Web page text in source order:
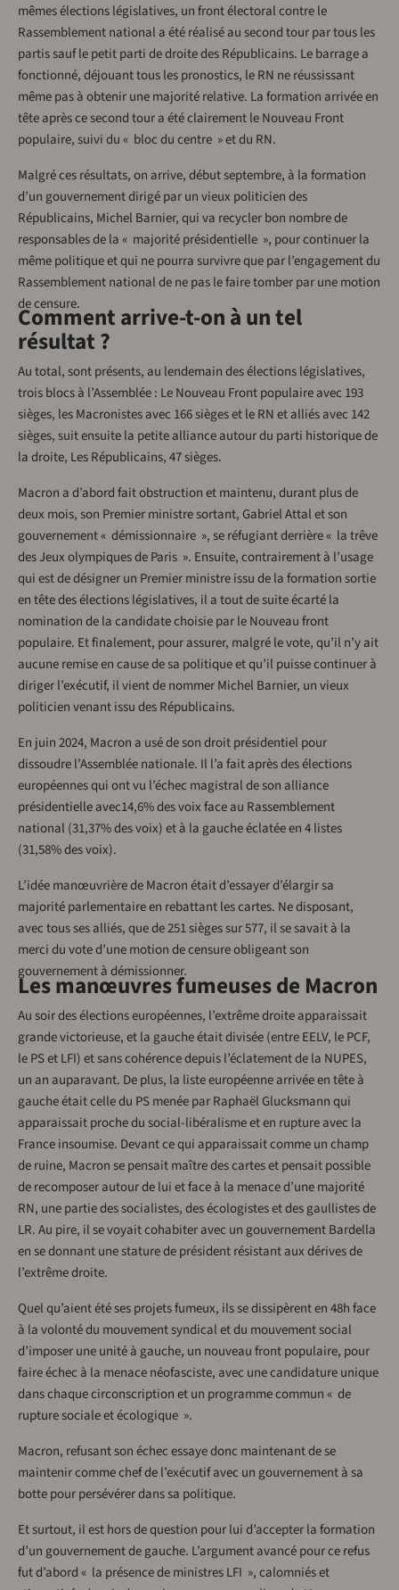
mêmes élections législatives, un front électoral contre le
Rassemblement national a été réalisé au second tour par tous les
partis sauf le petit parti de droite des Républicains. Le barrage a
fonctionné, déjouant tous les pronostics, le RN ne réussissant
même pas à obtenir une majorité relative. La formation arrivée en
tête après ce second tour a été clairement le Nouveau Front
populaire, suivi du « bloc du centre » et du RN.
Malgré ces résultats, on arrive, début septembre, à la formation
d’un gouvernement dirigé par un vieux politicien des
Républicains, Michel Barnier, qui va recycler bon nombre de
responsables de la « majorité présidentielle », pour continuer la
même politique et qui ne pourra survivre que par l’engagement du
Rassemblement national de ne pas le faire tomber par une motion
de censure.
Comment arrive-t-on à un tel
résultat ?
Au total, sont présents, au lendemain des élections législatives,
trois blocs à l’Assemblée : Le Nouveau Front populaire avec 193
sièges, les Macronistes avec 166 sièges et le RN et alliés avec 142
sièges, suit ensuite la petite alliance autour du parti historique de
la droite, Les Républicains, 47 sièges.
Macron a d’abord fait obstruction et maintenu, durant plus de
deux mois, son Premier ministre sortant, Gabriel Attal et son
gouvernement « démissionnaire », se réfugiant derrière « la trêve
des Jeux olympiques de Paris ». Ensuite, contrairement à l’usage
qui est de désigner un Premier ministre issu de la formation sortie
en tête des élections législatives, il a tout de suite écarté la
nomination de la candidate choisie par le Nouveau front
populaire. Et finalement, pour assurer, malgré le vote, qu’il n’y ait
aucune remise en cause de sa politique et qu’il puisse continuer à
diriger l’exécutif, il vient de nommer Michel Barnier, un vieux
politicien venant issu des Républicains.
En juin 2024, Macron a usé de son droit présidentiel pour
dissoudre l’Assemblée nationale. Il l’a fait après des élections
européennes qui ont vu l’échec magistral de son alliance
présidentielle avec14,6% des voix face au Rassemblement
national (31,37% des voix) et à la gauche éclatée en 4 listes
(31,58% des voix).
L’idée manœuvrière de Macron était d’essayer d’élargir sa
majorité parlementaire en rebattant les cartes. Ne disposant,
avec tous ses alliés, que de 251 sièges sur 577, il se savait à la
merci du vote d’une motion de censure obligeant son
gouvernement à démissionner.
Les manœuvres fumeuses de Macron
Au soir des élections européennes, l’extrême droite apparaissait
grande victorieuse, et la gauche était divisée (entre EELV, le PCF,
le PS et LFI) et sans cohérence depuis l’éclatement de la NUPES,
un an auparavant. De plus, la liste européenne arrivée en tête à
gauche était celle du PS menée par Raphaël Glucksmann qui
apparaissait proche du social-libéralisme et en rupture avec la
France insoumise. Devant ce qui apparaissait comme un champ
de ruine, Macron se pensait maître des cartes et pensait possible
de recomposer autour de lui et face à la menace d’une majorité
RN, une partie des socialistes, des écologistes et des gaullistes de
LR. Au pire, il se voyait cohabiter avec un gouvernement Bardella
en se donnant une stature de président résistant aux dérives de
l’extrême droite.
Quel qu’aient été ses projets fumeux, ils se dissipèrent en 48h face
à la volonté du mouvement syndical et du mouvement social
d’imposer une unité à gauche, un nouveau front populaire, pour
faire échec à la menace néofasciste, avec une candidature unique
dans chaque circonscription et un programme commun « de
rupture sociale et écologique ».
Macron, refusant son échec essaye donc maintenant de se
maintenir comme chef de l’exécutif avec un gouvernement à sa
botte pour persévérer dans sa politique.
Et surtout, il est hors de question pour lui d’accepter la formation
d’un gouvernement de gauche. L’argument avancé pour ce refus
fut d’abord « la présence de ministres LFI », calomniés et